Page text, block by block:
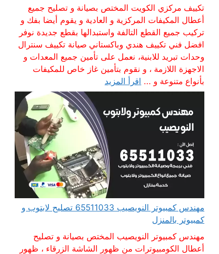
تكييف مركزي الكويت المختص بصيانة و تصليح جميع
أعطال المكيفات المركزية و العادية و يقوم أيضا بفك و
تركيب جميع القطع التالفة واستبدالها بقطع جديدة نوفر
افضل فني تكييف هندي وباكستاني صيانة تكييف سنترال
وحدات تبريد للابنية، نعمل على تأمين جميع المعدات و
الاجهزة اللازمة ، و نقوم بتأمين غاز خاص للمكيفات
بأنواع متنوعة و ... اقرأ المزيد
مهندس كمبيوتر النويصيب 65511033 تصليح لابتوب و
كمبيوتر بالمنزل
مهندس كمبيوتر النويصيب المختص بصيانة و تصليح
أعطال الكومبيوترات من ظهور الشاشة الزرقاء ، ظهور